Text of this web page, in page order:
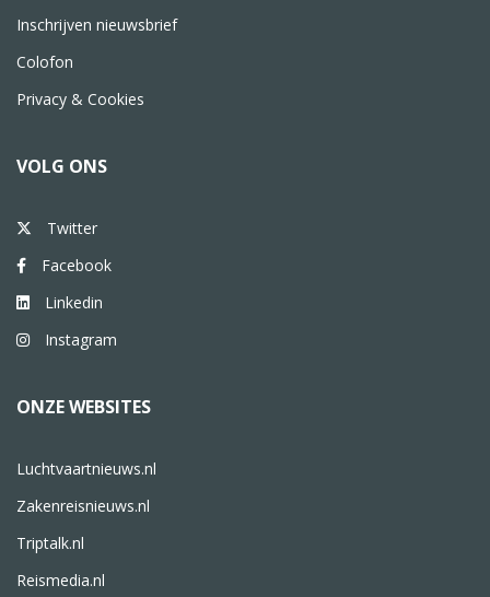
Inschrijven nieuwsbrief
Colofon
Privacy & Cookies
VOLG ONS
Twitter
Facebook
Linkedin
Instagram
ONZE WEBSITES
Luchtvaartnieuws.nl
Zakenreisnieuws.nl
Triptalk.nl
Reismedia.nl